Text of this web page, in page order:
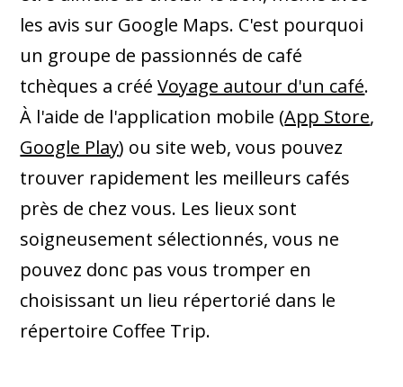
les avis sur Google Maps. C'est pourquoi
un groupe de passionnés de café
tchèques a crééVoyage autour d'un café.
À l'aide de l'application mobile (App Store,
Google Play) ou site web, vous pouvez
trouver rapidement les meilleurs cafés
près de chez vous. Les lieux sont
soigneusement sélectionnés, vous ne
pouvez donc pas vous tromper en
choisissant un lieu répertorié dans le
répertoire Coffee Trip.